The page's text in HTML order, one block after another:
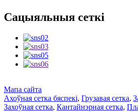
Сацыяльныя сеткі
Мапа сайта
Ахоўная сетка бяспекі, Грузавая сетка,
Захоўная сетка, Кантайнэрная сетка,